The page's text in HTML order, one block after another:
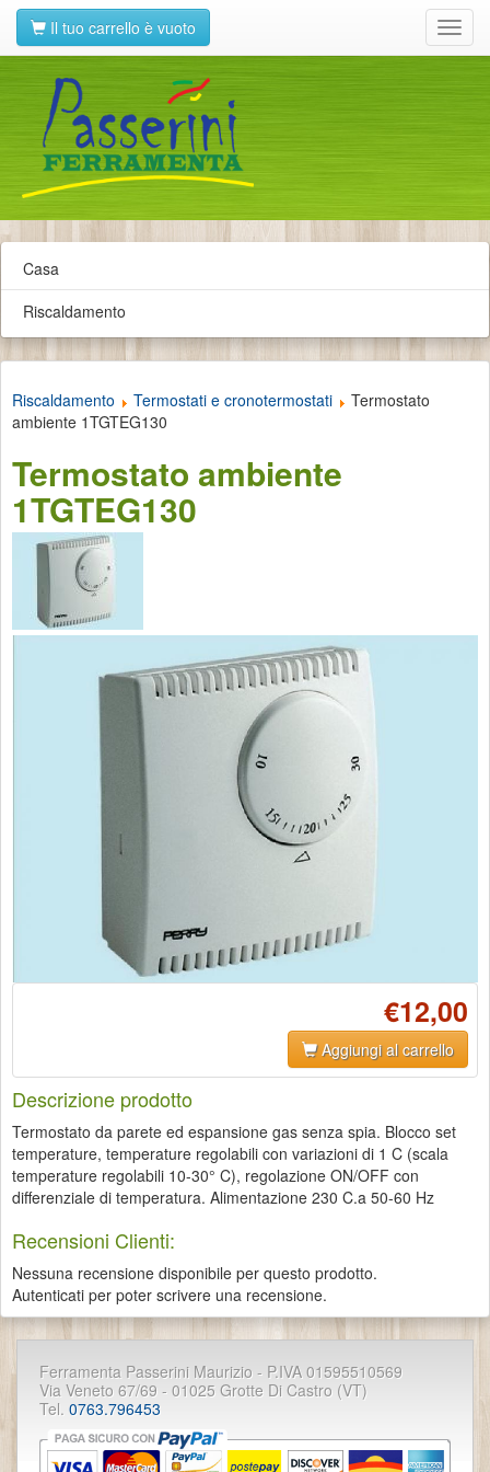
Il tuo carrello è vuoto
Casa
Riscaldamento
Riscaldamento Termostati e cronotermostati
Termostato
ambiente 1TGTEG130
Termostato ambiente
1TGTEG130
€12,00
Aggiungi al carrello
Descrizione prodotto
Termostato da parete ed espansione gas senza spia. Blocco set
temperature, temperature regolabili con variazioni di 1 C (scala
temperature regolabili 10-30° C), regolazione ON/OFF con
differenziale di temperatura. Alimentazione 230 C.a 50-60 Hz
Recensioni Clienti:
Nessuna recensione disponibile per questo prodotto.
Autenticati per poter scrivere una recensione.
Ferramenta Passerini Maurizio - P.IVA 01595510569
Via Veneto 67/69 - 01025 Grotte Di Castro (VT)
Tel. 0763.796453